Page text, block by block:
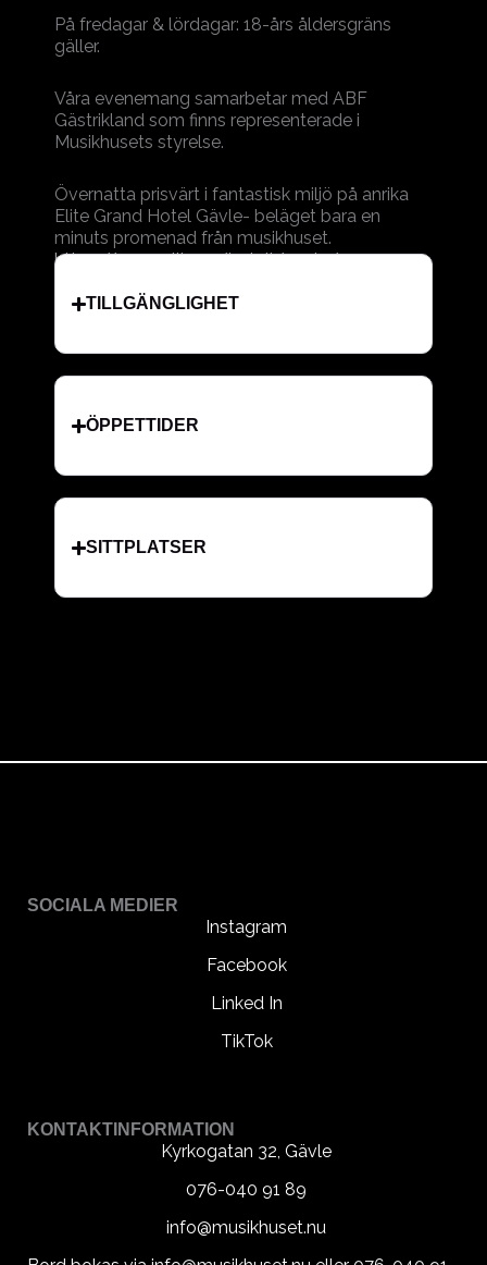
På fredagar & lördagar: 18-års åldersgräns
gäller.
Våra evenemang samarbetar med ABF
Gästrikland som finns representerade i
Musikhusets styrelse.
Övernatta prisvärt i fantastisk miljö på anrika
Elite Grand Hotel Gävle- beläget bara en
minuts promenad från musikhuset.
https://www.elite.se/hotell/gavle/
TILLGÄNGLIGHET
ÖPPETTIDER
SITTPLATSER
SOCIALA MEDIER
Instagram
Facebook
Linked In
TikTok
KONTAKTINFORMATION
Kyrkogatan 32, Gävle
076-040 91 89
info@musikhuset.nu